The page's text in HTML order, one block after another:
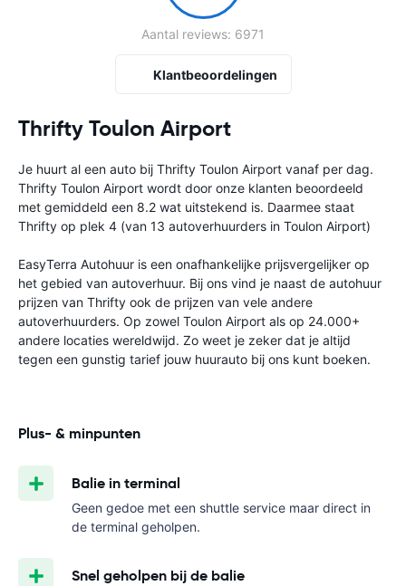
Thrifty Toulon Airport
Je huurt al een auto bij Thrifty Toulon Airport vanaf per dag.
Thrifty Toulon Airport wordt door onze klanten beoordeeld
met gemiddeld een 8.2 wat uitstekend is. Daarmee staat
Thrifty op plek 4 (van 13 autoverhuurders in Toulon Airport)
EasyTerra Autohuur is een onafhankelijke prijsvergelijker op
het gebied van autoverhuur. Bij ons vind je naast de autohuur
prijzen van Thrifty ook de prijzen van vele andere
autoverhuurders. Op zowel Toulon Airport als op 24.000+
andere locaties wereldwijd. Zo weet je zeker dat je altijd
tegen een gunstig tarief jouw huurauto bij ons kunt boeken.
Plus- & minpunten
Balie in terminal
Geen gedoe met een shuttle service maar direct in
de terminal geholpen.
Snel geholpen bij de balie
Aantal reviews: 6971
Klantbeoordelingen